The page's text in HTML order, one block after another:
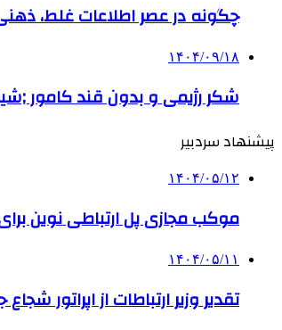
چگونه در عصر اطلاعات غلط،
۱۴۰۴/۰۹/۱۸
شکر رژیمی و بدون قند کامور
پیشنهاد سردبیر
۱۴۰۴/۰۵/۱۲
موکب مجازی پل ارتباطی نوین برای
۱۴۰۴/۰۵/۱۱
تقدیر وزیر ارتباطات از اپراتور شجاع جنگ